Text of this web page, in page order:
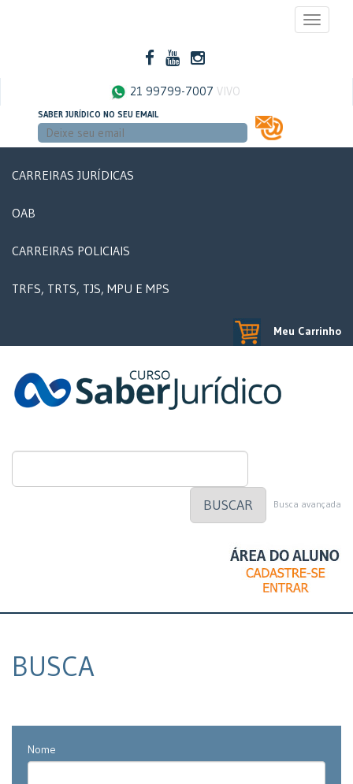
Toggle
21 99799-7007 VIVO
SABER JURÍDICO NO SEU EMAIL
CARREIRAS JURÍDICAS
OAB
CARREIRAS POLICIAIS
TRFS, TRTS, TJS, MPU E MPS
Meu Carrinho
BUSCAR Busca avançada
BUSCA
Nome